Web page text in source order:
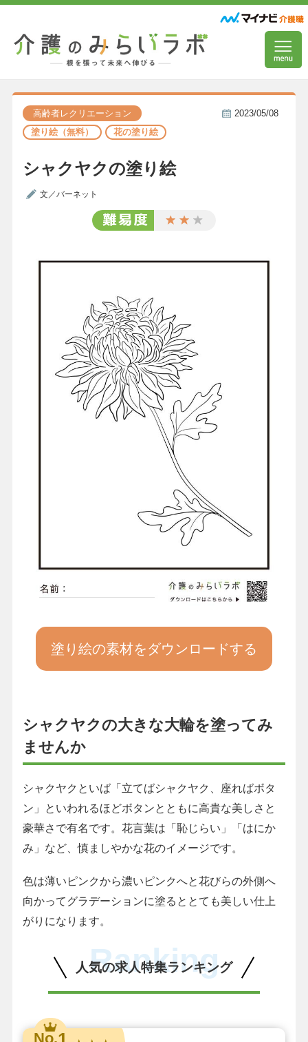
高齢者レクリエーション
塗り絵（無料）
花の塗り絵
2023/05/08
シャクヤクの塗り絵
文／バーネット
塗り絵の素材をダウンロードする
シャクヤクの大きな大輪を塗ってみ
ませんか
シャクヤクといば「立てばシャクヤク、座ればボタ
ン」といわれるほどボタンとともに高貴な美しさと
豪華さで有名です。花言葉は「恥じらい」「はにか
み」など、慎ましやかな花のイメージです。
色は薄いピンクから濃いピンクへと花びらの外側へ
向かってグラデーションに塗るととても美しい仕上
がりになります。
人気の求人特集ランキング
Ranking
No.